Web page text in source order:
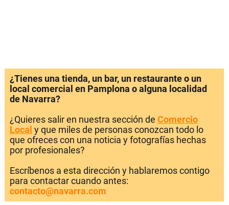
¿Tienes una tienda, un bar, un restaurante o un
local comercial en Pamplona o alguna localidad
de Navarra?
¿Quieres salir en nuestra sección de Comercio
Local y que miles de personas conozcan todo lo
que ofreces con una noticia y fotografías hechas
por profesionales?
Escríbenos a esta dirección y hablaremos contigo
para contactar cuando antes:
contacto@navarra.com